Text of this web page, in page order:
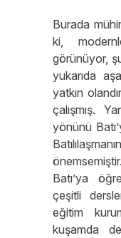
Burada
ki,
görünüyor,
yukarıda
yatkın
çalışmış.
yönünü
Batı’ya
çeşitli
eğitim
kuşamda